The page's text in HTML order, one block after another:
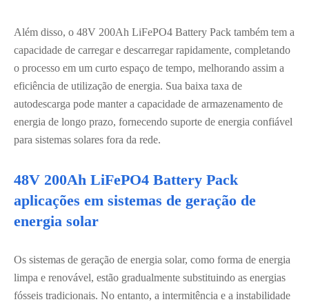
Além disso, o 48V 200Ah LiFePO4 Battery Pack também tem a
capacidade de carregar e descarregar rapidamente, completando
o processo em um curto espaço de tempo, melhorando assim a
eficiência de utilização de energia. Sua baixa taxa de
autodescarga pode manter a capacidade de armazenamento de
energia de longo prazo, fornecendo suporte de energia confiável
para sistemas solares fora da rede.
48V 200Ah LiFePO4 Battery Pack
aplicações em sistemas de geração de
energia solar
Os sistemas de geração de energia solar, como forma de energia
limpa e renovável, estão gradualmente substituindo as energias
fósseis tradicionais. No entanto, a intermitência e a instabilidade